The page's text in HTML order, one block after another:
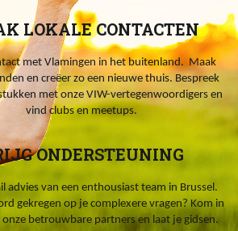
LOKALE CONTACTEN
met Vlamingen in het buitenland. Maak
en creëer zo een nieuwe thuis. Bespreek
met onze VIW-vertegenwoordigers en
vind clubs en meetups.
ONDERSTEUNING
advies van een enthousiast team in Brussel.
gekregen op je complexere vragen? Kom in
betrouwbare partners en laat je gidsen.